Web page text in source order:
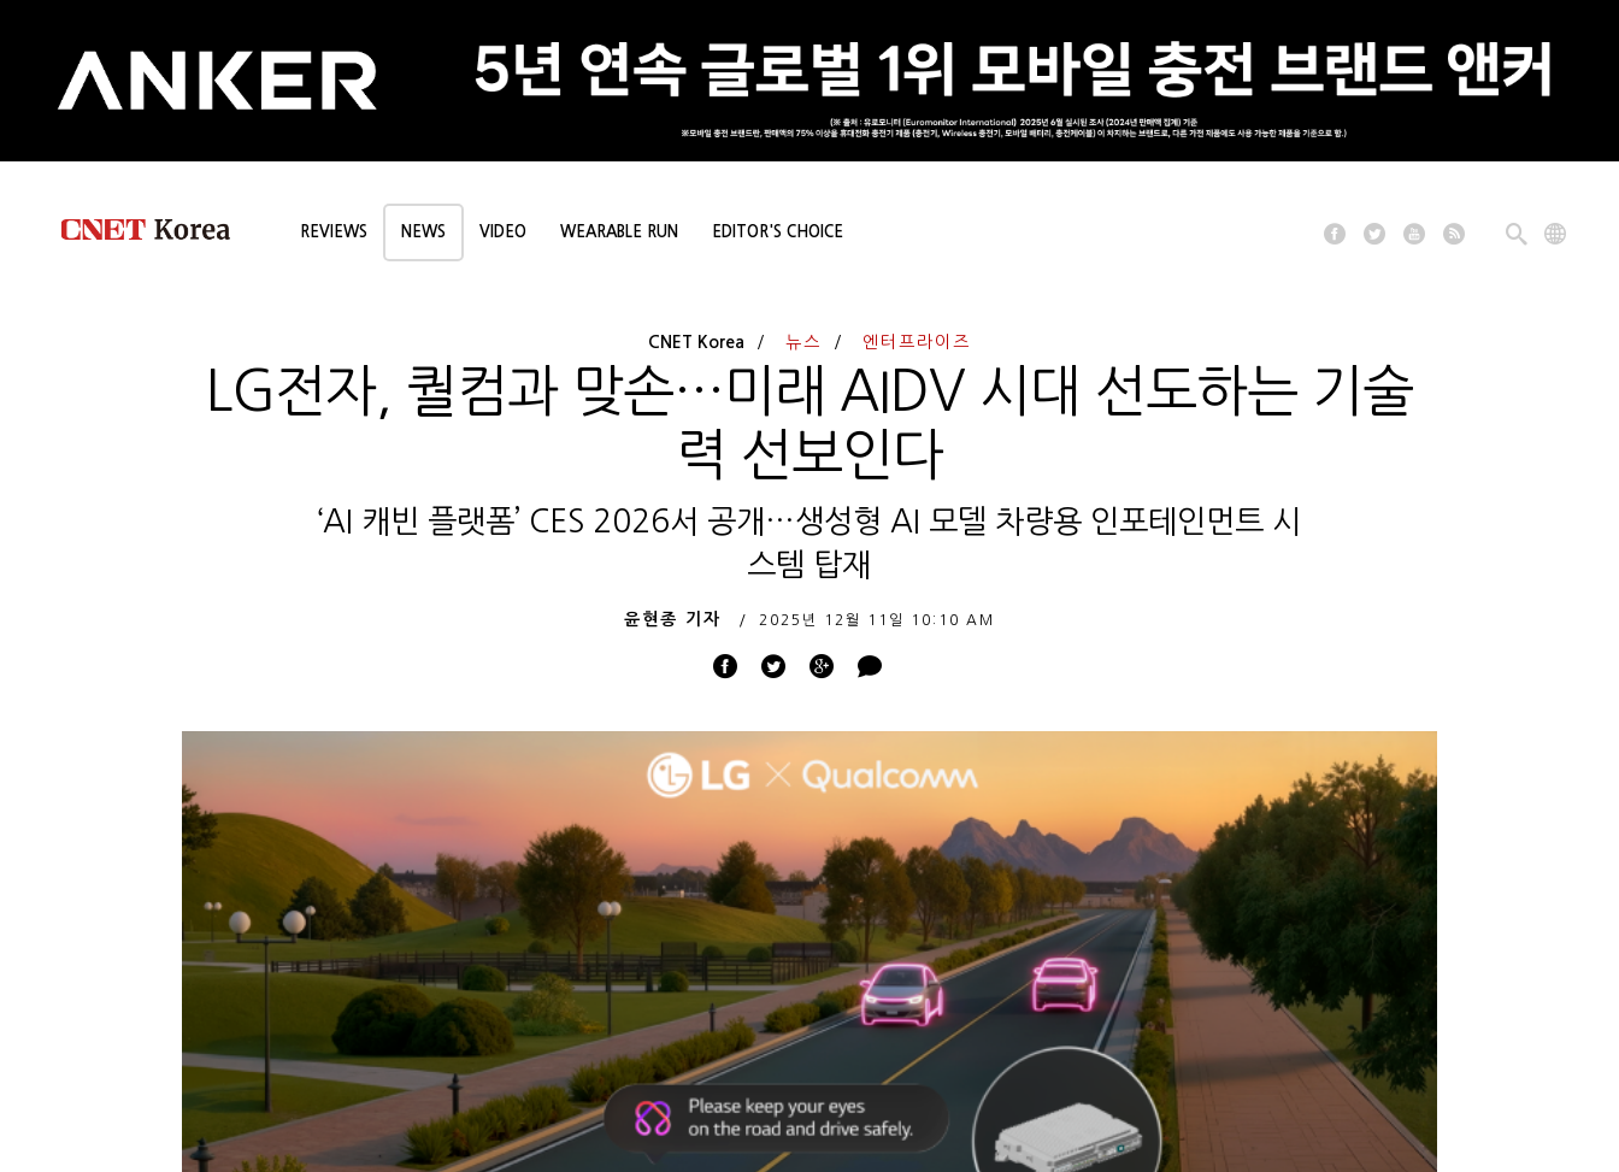
REVIEWS NEWS VIDEO WEARABLE RUN EDITOR'S CHOICE
CNET Korea 뉴스 엔터프라이즈
LG전자, 퀄컴과 맞손…미래 AIDV 시대 선도하는 기술
력 선보인다
‘AI 캐빈 플랫폼’ CES 2026서 공개…생성형 AI 모델 차량용 인포테인먼트 시
스템 탑재
윤현종 기자 2025년 12월 11일 10:10 AM